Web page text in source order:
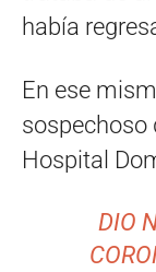
había
En ese
sospechoso
Hospital
DIO